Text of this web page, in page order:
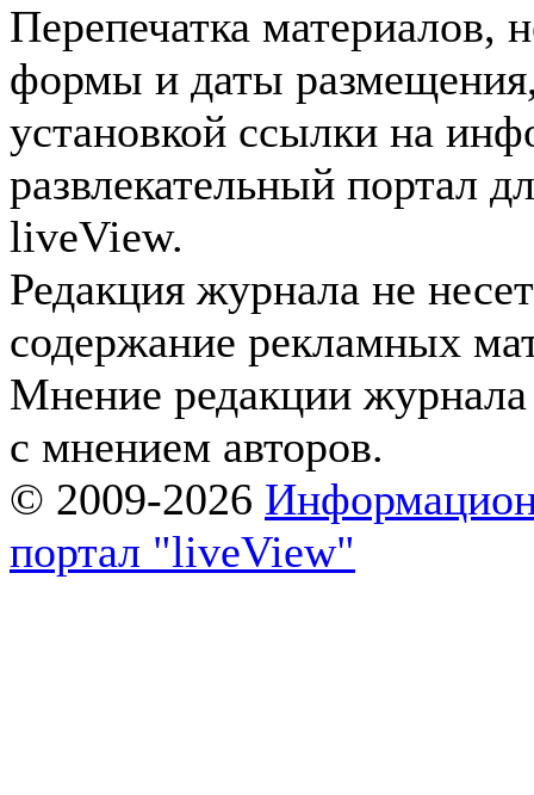
Перепечатка материалов,
формы и даты
установкой ссылки на
развлекательный портал
liveView.
Редакция журнала не
содержание рекламных
Мнение редакции журнала
с мнением авторов.
© 2009-2026
портал "liveView"